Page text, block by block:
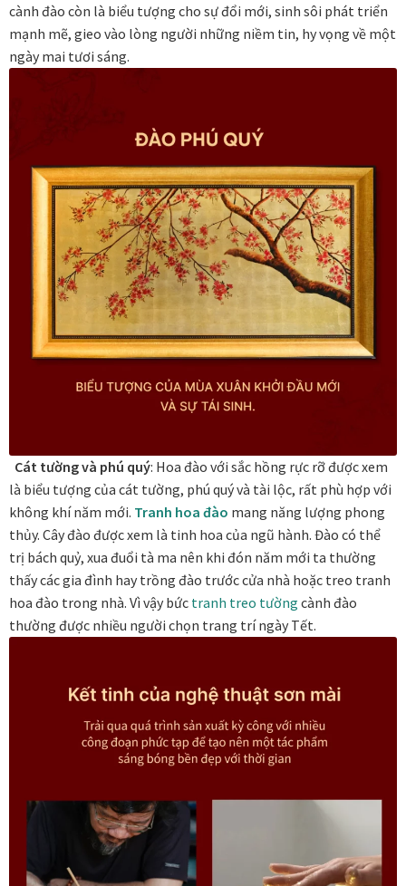
Tranh chim sếu nghệ thuật
Catalogue Bộ Sưu Tập Mã Vương
Câu hỏi thường gặp khi mua tranh tại Mia Home
Dây treo Tết Bính Ngọ 2026
Đóng khung tranh theo yêu cầu
Đóng khung tranh thảm Dubai
Đóng khung áo đấu – áo thun
Đóng khung tranh canvas – tranh sơn dầu
Đóng khung tranh đính đá
Đóng khung tranh kính cho tranh ảnh, giấy mỹ thuật,
Đóng khung tranh sơn mài
Đóng khung tranh thêu
Giới Thiệu Mia Home
cành đào còn là biểu tượng cho sự đổi mới, sinh sôi phát triển
mạnh mẽ, gieo vào lòng người những niềm tin, hy vọng về một
ngày mai tươi sáng.
Cát tường và phú quý: Hoa đào với sắc hồng rực rỡ được xem
là biểu tượng của cát tường, phú quý và tài lộc, rất phù hợp với
không khí năm mới. Tranh hoa đào mang năng lượng phong
thủy. Cây đào được xem là tinh hoa của ngũ hành. Đào có thể
trị bách quỷ, xua đuổi tà ma nên khi đón năm mới ta thường
thấy các gia đình hay trồng đào trước cửa nhà hoặc treo tranh
hoa đào trong nhà. Vì vậy bức tranh treo tường cành đào
thường được nhiều người chọn trang trí ngày Tết.